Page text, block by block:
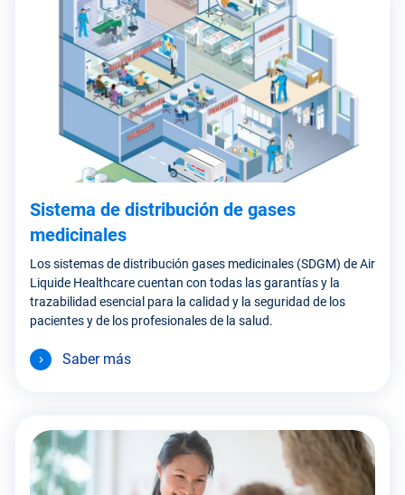
Sistema de distribución de gases
medicinales
Los sistemas de distribución gases medicinales (SDGM) de Air
Liquide Healthcare cuentan con todas las garantías y la
trazabilidad esencial para la calidad y la seguridad de los
pacientes y de los profesionales de la salud.
Saber más